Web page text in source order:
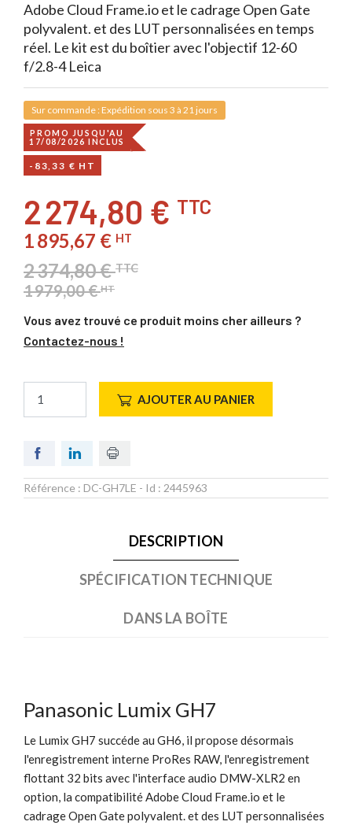
Adobe Cloud Frame.io et le cadrage Open Gate
polyvalent. et des LUT personnalisées en temps
réel. Le kit est du boîtier avec l'objectif 12-60
f/2.8-4 Leica
Sur commande : Expédition sous 3 à 21 jours
PROMO JUSQU'AU
17/08/2026 INCLUS
-83,33 € HT
2 274,80 € TTC
1 895,67 € HT
2 374,80 €TTC
1 979,00 €HT
Vous avez trouvé ce produit moins cher ailleurs ?
Contactez-nous !
AJOUTER AU PANIER
Référence : DC-GH7LE - Id : 2445963
DESCRIPTION
SPÉCIFICATION TECHNIQUE
DANS LA BOÎTE
Panasonic Lumix GH7
Le Lumix GH7 succéde au GH6, il propose désormais
l'enregistrement interne ProRes RAW, l'enregistrement
flottant 32 bits avec l'interface audio DMW-XLR2 en
option, la compatibilité Adobe Cloud Frame.io et le
cadrage Open Gate polyvalent. et des LUT personnalisées